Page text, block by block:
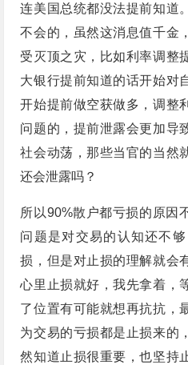
连美国总统都没法提前知道
不会的，虽然这消息值千金
受灭顶之灾，比如利率调整
大银行提前知道的话开始对
开始提前做空获做多，调整
问题的，提前泄露会更加导
社会动荡，那些当官的当然
还会泄露吗？
所以90%散户都亏损的原因
问题是对交易的认知还不
损，但是对止损的理解就会
心里止损就好，我先拿着，
了位置有可能就想再抗抗，
为交易的亏损都是止损来的
然知道止损很重要，也坚持